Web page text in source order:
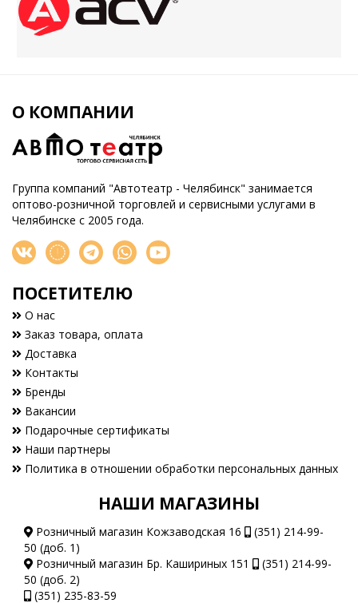
О КОМПАНИИ
Группа компаний "Автотеатр - Челябинск" занимается
оптово-розничной торговлей и сервисными услугами в
Челябинске с 2005 года.
ПОСЕТИТЕЛЮ
О нас
Заказ товара, оплата
Доставка
Контакты
Бренды
Вакансии
Подарочные сертификаты
Наши партнеры
Политика в отношении обработки персональных данных
НАШИ МАГАЗИНЫ
Розничный магазин Кожзаводская 16
(351) 214-99-
50 (доб. 1)
Розничный магазин Бр. Кашириных 151
(351) 214-99-
50 (доб. 2)
(351) 235-83-59